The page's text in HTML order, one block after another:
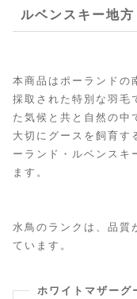
ルベンスキー地方
本商品はポーランドの
採取された特別な羽毛
た気候と共と自然の中
大切にグースを飼育す
ーランド・ルベンスキ
ます。
水鳥のランクは、品質
ています。
ホワイトマザーグ